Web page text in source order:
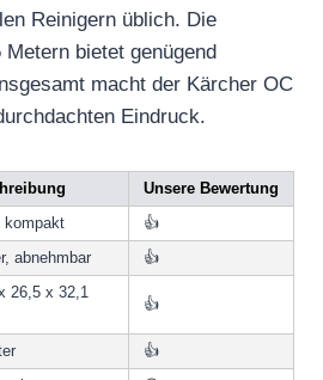
Reinigern üblich. Die
bietet genügend
macht der Kärcher OC
Eindruck.
Unsere Bewertung
kompakt
👍
abnehmbar 👍
26,5 x 32,1
👍
👍